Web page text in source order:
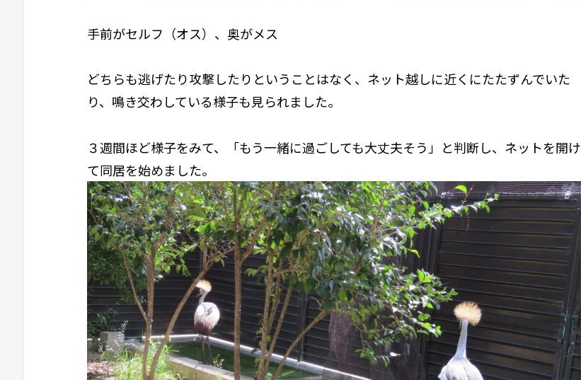
手前がセルフ（オス）、奥がメス
どちらも逃げたり攻撃したりということはなく、ネット越しに近くにたたずんでいた
り、鳴き交わしている様子も見られました。
３週間ほど様子をみて、「もう一緒に過ごしても大丈夫そう」と判断し、ネットを開け
て同居を始めました。